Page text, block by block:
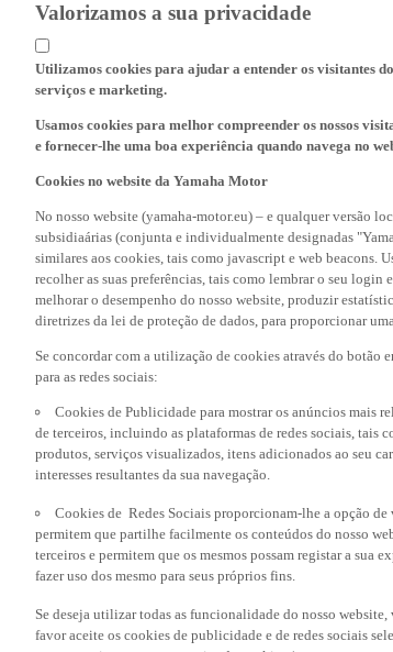
Valorizamos a sua privacidade
Utilizamos cookies para ajudar a entender os visitantes
serviços e marketing.
Usamos cookies para melhor compreender os nossos
e fornecer-lhe uma boa experiência quando navega no
Cookies no website da Yamaha Motor
No nosso website (yamaha-motor.eu) – e qualquer versão
subsidiaárias (conjunta e individualmente designadas
similares aos cookies, tais como javascript e web beacons.
recolher as suas preferências, tais como lembrar o seu login
melhorar o desempenho do nosso website, produzir
diretrizes da lei de proteção de dados, para proporcionar
Se concordar com a utilização de cookies através do
para as redes sociais:
Cookies de Publicidade para mostrar os anúncios mais
de terceiros, incluindo as plataformas de redes sociais, tais
produtos, serviços visualizados, itens adicionados ao seu
interesses resultantes da sua navegação.
Cookies de Redes Sociais proporcionam-lhe a opção
permitem que partilhe facilmente os conteúdos do nosso
terceiros e permitem que os mesmos possam registar a sua
fazer uso dos mesmo para seus próprios fins.
Se deseja utilizar todas as funcionalidade do nosso
favor aceite os cookies de publicidade e de redes sociais